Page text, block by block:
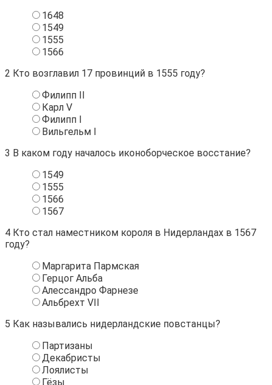
1648
1549
1555
1566
2 Кто возглавил 17 провинций в 1555 году?
Филипп ΙΙ
Карл V
Филипп Ι
Вильгельм Ι
3 В каком году началось иконоборческое восстание?
1549
1555
1566
1567
4 Кто стал наместником короля в Нидерландах в 1567
году?
Маргарита Пармская
Герцог Альба
Алессандро Фарнезе
Альбрехт VΙΙ
5 Как назывались нидерландские повстанцы?
Партизаны
Декабристы
Лоялисты
Гёзы